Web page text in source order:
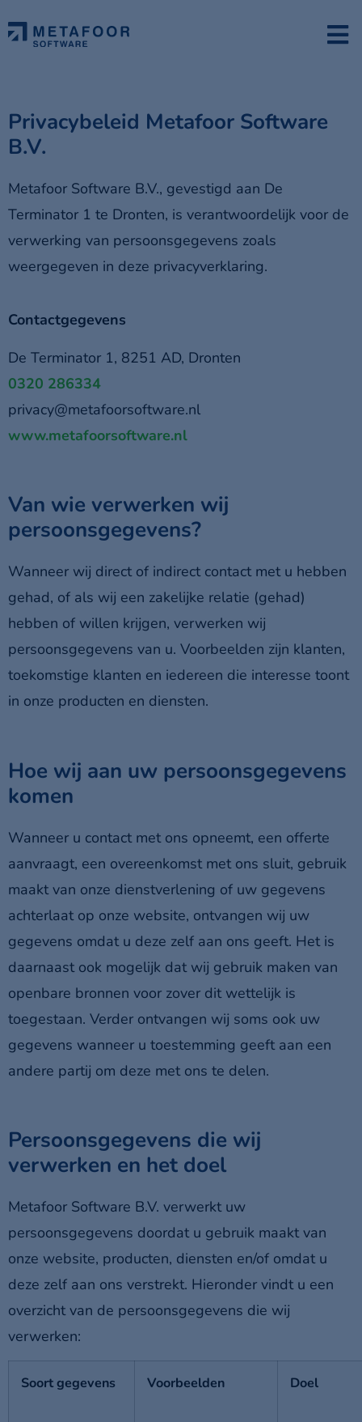
Privacybeleid Metafoor Software
B.V.
Metafoor Software B.V., gevestigd aan De
Terminator 1 te Dronten, is verantwoordelijk voor de
verwerking van persoonsgegevens zoals
weergegeven in deze privacyverklaring.
Contactgegevens
De Terminator 1, 8251 AD, Dronten
0320 286334
privacy@metafoorsoftware.nl
www.metafoorsoftware.nl
Van wie verwerken wij
persoonsgegevens?
Wanneer wij direct of indirect contact met u hebben
gehad, of als wij een zakelijke relatie (gehad)
hebben of willen krijgen, verwerken wij
persoonsgegevens van u. Voorbeelden zijn klanten,
toekomstige klanten en iedereen die interesse toont
in onze producten en diensten.
Hoe wij aan uw persoonsgegevens
komen
Wanneer u contact met ons opneemt, een offerte
aanvraagt, een overeenkomst met ons sluit, gebruik
maakt van onze dienstverlening of uw gegevens
achterlaat op onze website, ontvangen wij uw
gegevens omdat u deze zelf aan ons geeft. Het is
daarnaast ook mogelijk dat wij gebruik maken van
openbare bronnen voor zover dit wettelijk is
toegestaan. Verder ontvangen wij soms ook uw
gegevens wanneer u toestemming geeft aan een
andere partij om deze met ons te delen.
Persoonsgegevens die wij
verwerken en het doel
Metafoor Software B.V. verwerkt uw
persoonsgegevens doordat u gebruik maakt van
onze website, producten, diensten en/of omdat u
deze zelf aan ons verstrekt. Hieronder vindt u een
overzicht van de persoonsgegevens die wij
verwerken:
Soort gegevens Voorbeelden Doel